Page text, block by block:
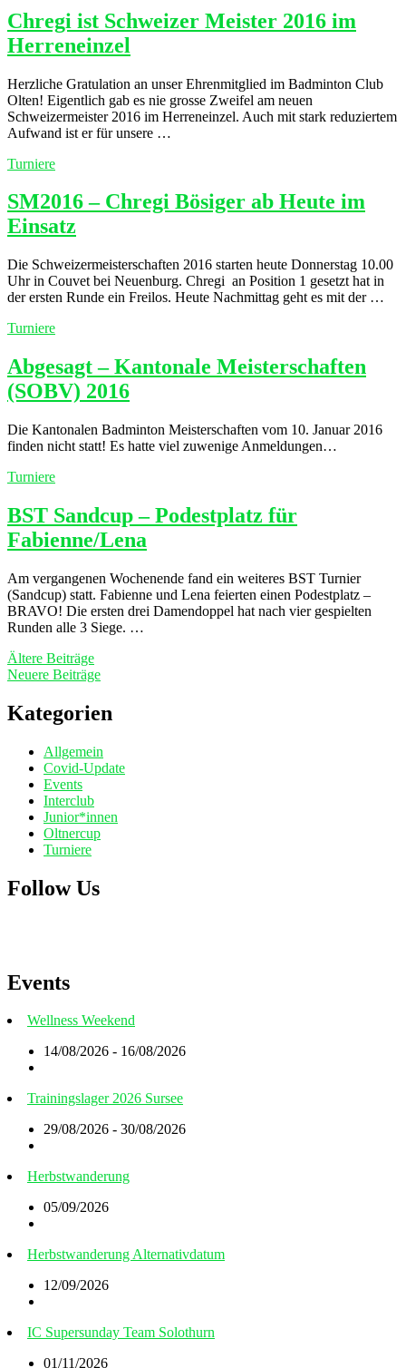
Chregi ist Schweizer Meister 2016 im
Herreneinzel
Herzliche Gratulation an unser Ehrenmitglied im Badminton Club
Olten! Eigentlich gab es nie grosse Zweifel am neuen
Schweizermeister 2016 im Herreneinzel. Auch mit stark reduziertem
Aufwand ist er für unsere …
Turniere
SM2016 – Chregi Bösiger ab Heute im
Einsatz
Die Schweizermeisterschaften 2016 starten heute Donnerstag 10.00
Uhr in Couvet bei Neuenburg. Chregi an Position 1 gesetzt hat in
der ersten Runde ein Freilos. Heute Nachmittag geht es mit der …
Turniere
Abgesagt – Kantonale Meisterschaften
(SOBV) 2016
Die Kantonalen Badminton Meisterschaften vom 10. Januar 2016
finden nicht statt! Es hatte viel zuwenige Anmeldungen…
Turniere
BST Sandcup – Podestplatz für
Fabienne/Lena
Am vergangenen Wochenende fand ein weiteres BST Turnier
(Sandcup) statt. Fabienne und Lena feierten einen Podestplatz –
BRAVO! Die ersten drei Damendoppel hat nach vier gespielten
Runden alle 3 Siege. …
Beitragsnavigation
Ältere Beiträge
Neuere Beiträge
Kategorien
Allgemein
Covid-Update
Events
Interclub
Junior*innen
Oltnercup
Turniere
Follow Us
Events
Wellness Weekend
14/08/2026 - 16/08/2026
Trainingslager 2026 Sursee
29/08/2026 - 30/08/2026
Herbstwanderung
05/09/2026
Herbstwanderung Alternativdatum
12/09/2026
IC Supersunday Team Solothurn
01/11/2026